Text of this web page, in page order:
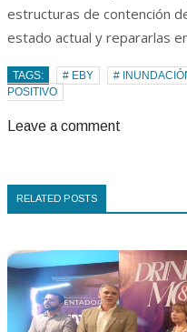
estructuras de contención
estado actual y repararlas
TAGS: # EBY #
POSITIVO
Leave a comment
RELATED POSTS